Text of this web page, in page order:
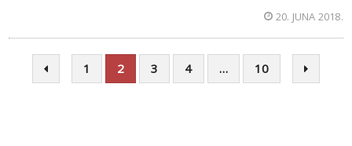
20. JUNA 2018.
1 2 3 4 … 10